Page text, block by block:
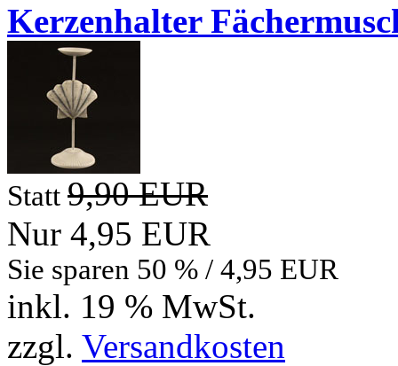
Kerzenhalter
Statt 9,90 EUR
Nur 4,95 EUR
Sie sparen 50 % / 4,95 EUR
inkl. 19 % MwSt.
zzgl. Versandkosten